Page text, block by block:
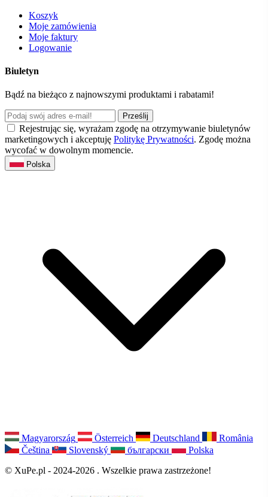
Koszyk
Moje zamówienia
Moje faktury
Logowanie
Biuletyn
Bądź na bieżąco z najnowszymi produktami i rabatami!
Prześlij
Rejestrując się, wyrażam zgodę na otrzymywanie biuletynów
marketingowych i akceptuję Politykę Prywatności. Zgodę można
wycofać w dowolnym momencie.
Polska
Magyarország Österreich Deutschland
România
Čeština
Slovenský български
Polska
© XuPe.pl - 2024-2026 . Wszelkie prawa zastrzeżone!